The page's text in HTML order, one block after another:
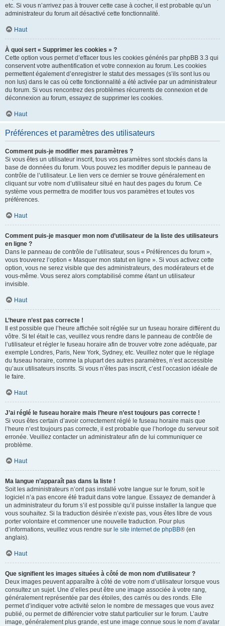
etc. Si vous n’arrivez pas à trouver cette case à cocher, il est probable qu’un
administrateur du forum ait désactivé cette fonctionnalité.
Haut
À quoi sert « Supprimer les cookies » ?
Cette option vous permet d’effacer tous les cookies générés par phpBB 3.3 qui
conservent votre authentification et votre connexion au forum. Les cookies
permettent également d’enregistrer le statut des messages (s’ils sont lus ou
non lus) dans le cas où cette fonctionnalité a été activée par un administrateur
du forum. Si vous rencontrez des problèmes récurrents de connexion et de
déconnexion au forum, essayez de supprimer les cookies.
Haut
Préférences et paramètres des utilisateurs
Comment puis-je modifier mes paramètres ?
Si vous êtes un utilisateur inscrit, tous vos paramètres sont stockés dans la
base de données du forum. Vous pouvez les modifier depuis le panneau de
contrôle de l’utilisateur. Le lien vers ce dernier se trouve généralement en
cliquant sur votre nom d’utilisateur situé en haut des pages du forum. Ce
système vous permettra de modifier tous vos paramètres et toutes vos
préférences.
Haut
Comment puis-je masquer mon nom d’utilisateur de la liste des utilisateurs
en ligne ?
Dans le panneau de contrôle de l’utilisateur, sous « Préférences du forum »,
vous trouverez l’option « Masquer mon statut en ligne ». Si vous activez cette
option, vous ne serez visible que des administrateurs, des modérateurs et de
vous-même. Vous serez alors comptabilisé comme étant un utilisateur
invisible.
Haut
L’heure n’est pas correcte !
Il est possible que l’heure affichée soit réglée sur un fuseau horaire différent du
vôtre. Si tel était le cas, veuillez vous rendre dans le panneau de contrôle de
l’utilisateur et régler le fuseau horaire afin de trouver votre zone adéquate, par
exemple Londres, Paris, New York, Sydney, etc. Veuillez noter que le réglage
du fuseau horaire, comme la plupart des autres paramètres, n’est accessible
qu’aux utilisateurs inscrits. Si vous n’êtes pas inscrit, c’est l’occasion idéale de
le faire.
Haut
J’ai réglé le fuseau horaire mais l’heure n’est toujours pas correcte !
Si vous êtes certain d’avoir correctement réglé le fuseau horaire mais que
l’heure n’est toujours pas correcte, il est probable que l’horloge du serveur soit
erronée. Veuillez contacter un administrateur afin de lui communiquer ce
problème.
Haut
Ma langue n’apparaît pas dans la liste !
Soit les administrateurs n’ont pas installé votre langue sur le forum, soit le
logiciel n’a pas encore été traduit dans votre langue. Essayez de demander à
un administrateur du forum s’il est possible qu’il puisse installer la langue que
vous souhaitez. Si la traduction désirée n’existe pas, vous êtes libre de vous
porter volontaire et commencer une nouvelle traduction. Pour plus
d’informations, veuillez vous rendre sur le site internet de phpBB® (en
anglais).
Haut
Que signifient les images situées à côté de mon nom d’utilisateur ?
Deux images peuvent apparaître à côté de votre nom d’utilisateur lorsque vous
consultez un sujet. Une d’elles peut être une image associée à votre rang,
généralement représentée par des étoiles, des carrés ou des ronds. Elle
permet d’indiquer votre activité selon le nombre de messages que vous avez
publié, ou permet de différencier votre statut particulier sur le forum. L’autre
image, généralement plus grande, est une image connue sous le nom d’avatar